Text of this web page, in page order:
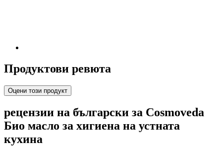
Продуктови ревюта
Оцени този продукт
рецензии на български за Cosmoveda
Био масло за хигиена на устната
кухина